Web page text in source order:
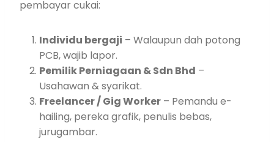
pembayar cukai:
Individu bergaji – Walaupun dah potong
PCB, wajib lapor.
Pemilik Perniagaan & Sdn Bhd –
Usahawan & syarikat.
Freelancer / Gig Worker – Pemandu e-
hailing, pereka grafik, penulis bebas,
jurugambar.